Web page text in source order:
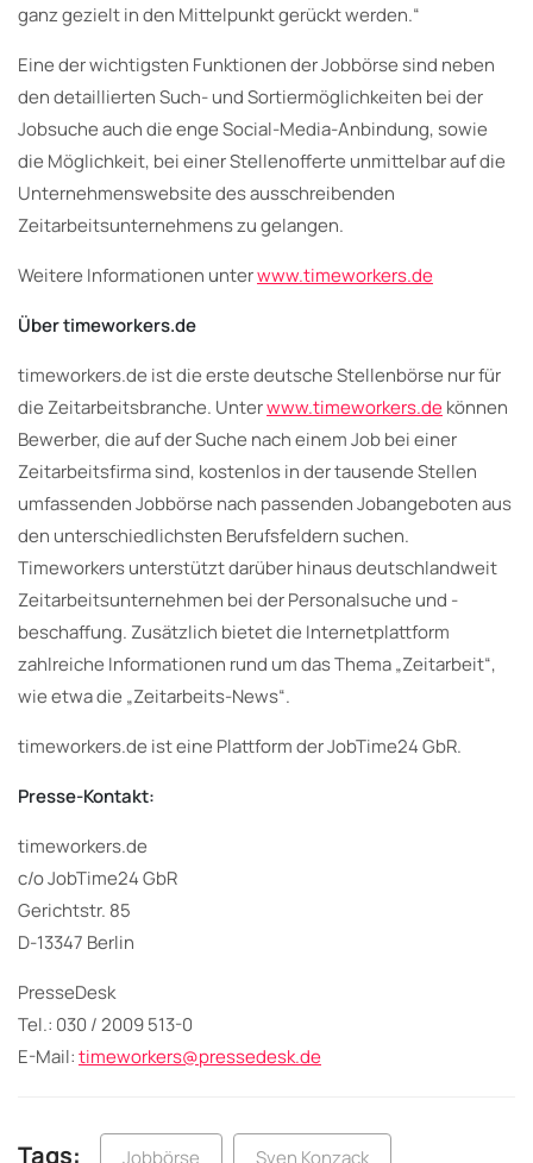
ganz gezielt in den Mittelpunkt gerückt werden.“
Eine der wichtigsten Funktionen der Jobbörse sind neben
den detaillierten Such- und Sortiermöglichkeiten bei der
Jobsuche auch die enge Social-Media-Anbindung, sowie
die Möglichkeit, bei einer Stellenofferte unmittelbar auf die
Unternehmenswebsite des ausschreibenden
Zeitarbeitsunternehmens zu gelangen.
Weitere Informationen unterwww.timeworkers.de
Über timeworkers.de
timeworkers.de ist die erste deutsche Stellenbörse nur für
die Zeitarbeitsbranche. Unterwww.timeworkers.dekönnen
Bewerber, die auf der Suche nach einem Job bei einer
Zeitarbeitsfirma sind, kostenlos in der tausende Stellen
umfassenden Jobbörse nach passenden Jobangeboten aus
den unterschiedlichsten Berufsfeldern suchen.
Timeworkers unterstützt darüber hinaus deutschlandweit
Zeitarbeitsunternehmen bei der Personalsuche und -
beschaffung. Zusätzlich bietet die Internetplattform
zahlreiche Informationen rund um das Thema „Zeitarbeit“,
wie etwa die „Zeitarbeits-News“.
timeworkers.de ist eine Plattform der JobTime24 GbR.
Presse-Kontakt:
timeworkers.de
c/o JobTime24 GbR
Gerichtstr. 85
D-13347 Berlin
PresseDesk
Tel.: 030 / 2009 513-0
E-Mail:timeworkers@pressedesk.de
Tags: Jobbörse Sven Konzack